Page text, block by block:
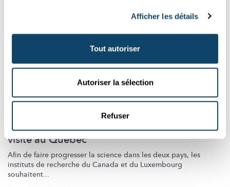
Afficher les détails
Tout autoriser
Autoriser la sélection
Refuser
COOPÉRATION TRANSATLANTIQUE
Délégation scientifique du Luxembourg en
visite au Québec
Afin de faire progresser la science dans les deux pays, les
instituts de recherche du Canada et du Luxembourg
souhaitent...